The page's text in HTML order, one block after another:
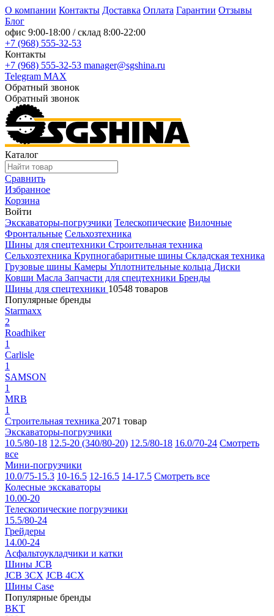
О компании Контакты Доставка Оплата Гарантии Отзывы
Блог
офис 9:00-18:00 / склад 8:00-22:00
+7 (968) 555-32-53
Контакты
+7 (968) 555-32-53 manager@sgshina.ru
Telegram MAX
Обратный звонок
Обратный звонок
Каталог
Сравнить
Избранное
Корзина
Войти
Экскаваторы-погрузчики Телескопические Вилочные
Фронтальные Сельхозтехника
Шины для спецтехники Строительная техника
Сельхозтехника Крупногабаритные шины Складская техника
Грузовые шины Камеры Уплотнительные кольца Диски
Ковши Масла Запчасти для спецтехники Бренды
Шины для спецтехники 10548 товаров
Популярные бренды
Starmaxx
2
Roadhiker
1
Carlisle
1
SAMSON
1
MRB
1
Строительная техника 2071 товар
Экскаваторы-погрузчики
10.5/80-18 12.5-20 (340/80-20) 12.5/80-18 16.0/70-24 Смотреть
все
Мини-погрузчики
10.0/75-15.3 10-16.5 12-16.5 14-17.5 Смотреть все
Колесные экскаваторы
10.00-20
Телескопические погрузчики
15.5/80-24
Грейдеры
14.00-24
Асфальтоукладчики и катки
Шины JCB
JCB 3CX JCB 4CX
Шины Case
Популярные бренды
BKT